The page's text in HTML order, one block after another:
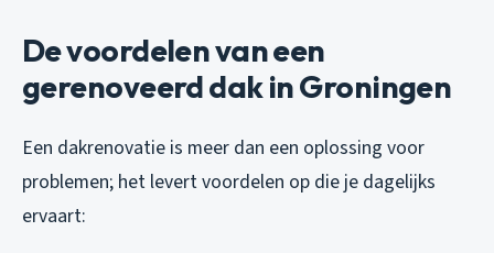
De voordelen van een
gerenoveerd dak in Groningen
Een dakrenovatie is meer dan een oplossing voor
problemen; het levert voordelen op die je dagelijks
ervaart: